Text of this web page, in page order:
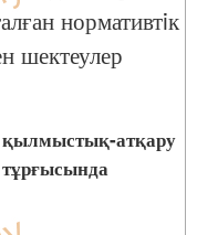
нормативтiк
шектеулер
қылмыстық-атқару